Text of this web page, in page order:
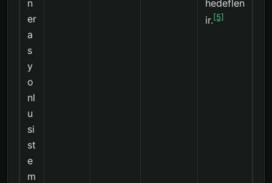
n
er
a
s
y
o
nl
u
si
st
e
m
hedeflen
ir.[5]